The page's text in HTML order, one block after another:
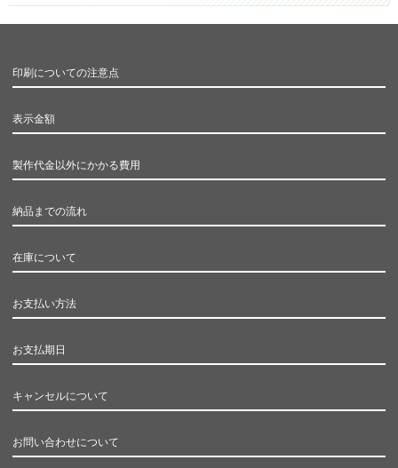
印刷についての注意点
表示金額
製作代金以外にかかる費用
納品までの流れ
在庫について
お支払い方法
お支払期日
キャンセルについて
お問い合わせについて